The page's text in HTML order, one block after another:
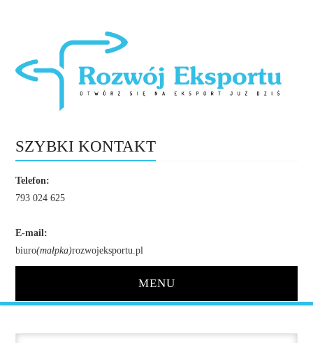
SZYBKI KONTAKT
Telefon:
793 024 625
E-mail:
biuro(małpka)rozwojeksportu.pl
MENU